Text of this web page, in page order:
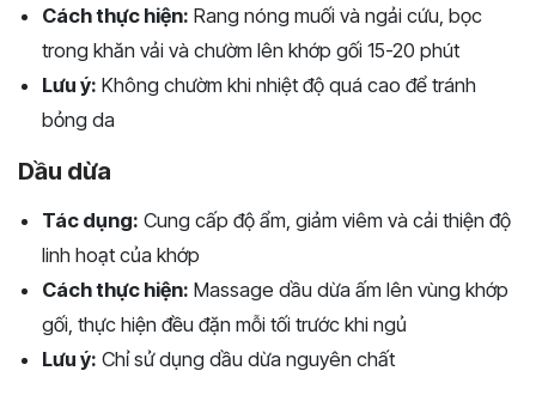
Cách thực hiện: Rang nóng muối và ngải cứu, bọc
trong khăn vải và chườm lên khớp gối 15-20 phút
Lưu ý: Không chườm khi nhiệt độ quá cao để tránh
bỏng da
Dầu dừa
Tác dụng: Cung cấp độ ẩm, giảm viêm và cải thiện độ
linh hoạt của khớp
Cách thực hiện: Massage dầu dừa ấm lên vùng khớp
gối, thực hiện đều đặn mỗi tối trước khi ngủ
Lưu ý: Chỉ sử dụng dầu dừa nguyên chất